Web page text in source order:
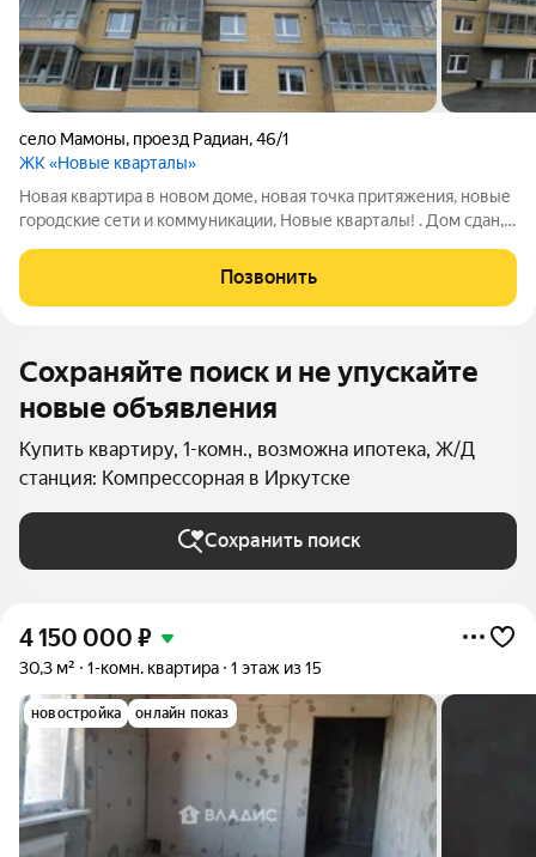
село Мамоны, проезд Радиан,46/1
ЖК «Новые кварталы»
Новая квартира в новом доме, новая точка притяжения, новые
городские сети и коммуникации, Новые кварталы! . Дом сдан,
завезти свою мебель! Хороший 2-й этаж, солнечная сторона
во первой
Позвонить
Сохраняйте поиск и не упускайте
новые объявления
Купить квартиру, 1-комн., возможна ипотека, Ж/Д
станция: Компрессорная в Иркутске
Сохранить поиск
4 150 000 ₽
30,3 м² 1-комн. квартира 1 этаж из 15
новостройка онлайн показ